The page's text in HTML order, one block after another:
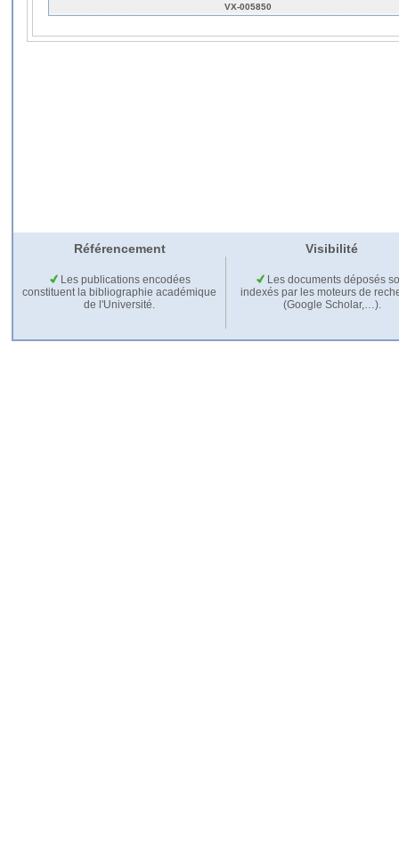
VX-005850
Référencement Visibilité
Les publications encodées
constituent la bibliographie académique
de l'Université.
Les documents déposés
indexés par les moteurs de
(Google Scholar,…).